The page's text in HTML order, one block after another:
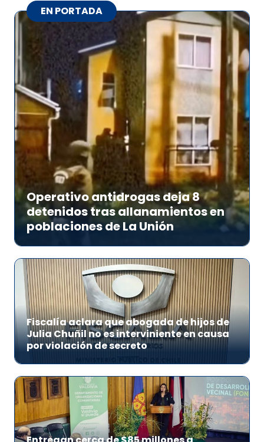
EN PORTADA
Operativo antidrogas deja 8
detenidos tras allanamientos en
poblaciones de La Unión
Fiscalía aclara que abogada de hijos de
Julia Chuñil no es interviniente en causa
por violación de secreto